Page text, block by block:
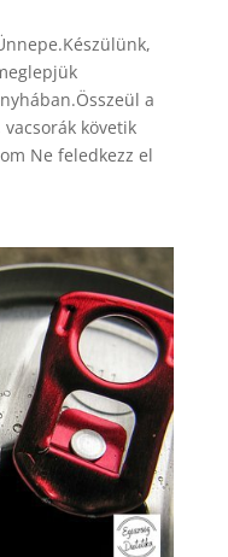
a
követik
Ne feledkezz el